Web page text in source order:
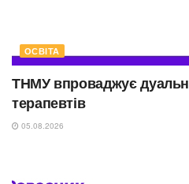
ОСВІТА
ТНМУ впроваджує
терапевтів
05.08.2026